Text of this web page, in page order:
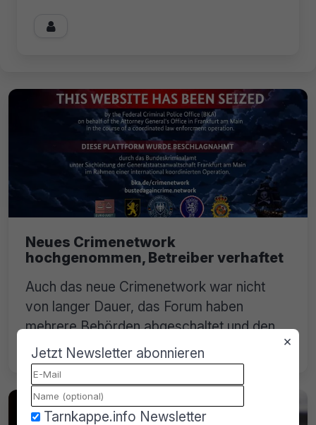

Neues Crimenetwork
hochgenommen, Betreiber verhaftet
Auch das neue Crimenetwork war nicht
von langer Dauer, das Forum haben
mehrere Behörden abgeschaltet und den
Betreiber in Spanien verhaftet.
×
Jetzt Newsletter abonnieren
Tarnkappe.info Newsletter